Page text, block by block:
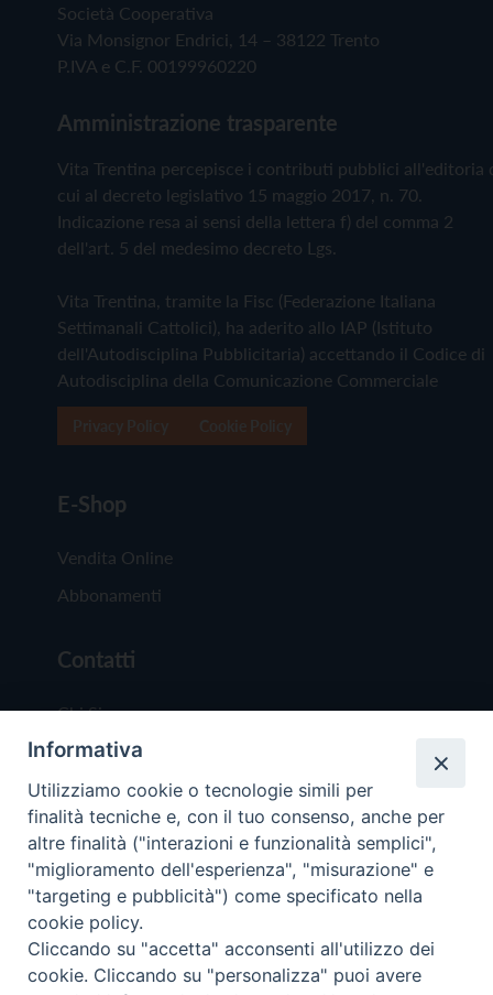
Società Cooperativa
Via Monsignor Endrici, 14 – 38122 Trento
P.IVA e C.F. 00199960220
Amministrazione trasparente
Vita Trentina percepisce i contributi pubblici all'editoria
cui al decreto legislativo 15 maggio 2017, n. 70.
Indicazione resa ai sensi della lettera f) del comma 2
dell'art. 5 del medesimo decreto Lgs.
Vita Trentina, tramite la Fisc (Federazione Italiana
Settimanali Cattolici), ha aderito allo IAP (Istituto
dell'Autodisciplina Pubblicitaria) accettando il Codice di
Autodisciplina della Comunicazione Commerciale
E-Shop
Vendita Online
Abbonamenti
Contatti
Chi Siamo
Redazione
Scrivici
Copyright © 2019 - Tutti i diritti riservati - Vita
Trentina Editrice
Informativa
Utilizziamo cookie o tecnologie simili per
finalità tecniche e, con il tuo consenso, anche per
altre finalità ("interazioni e funzionalità semplici",
"miglioramento dell'esperienza", "misurazione" e
"targeting e pubblicità") come specificato nella
cookie policy.
Cliccando su "accetta" acconsenti all'utilizzo dei
cookie. Cliccando su "personalizza" puoi avere